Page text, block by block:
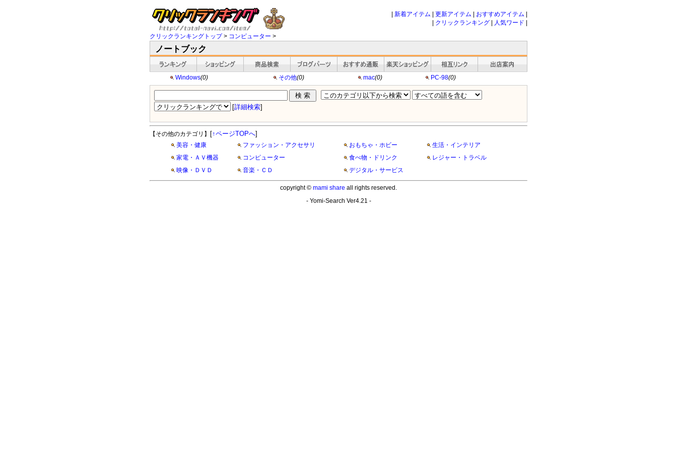
新着アイテム 更新アイテム おすすめアイテム
クリックランキング 人気ワード
クリックランキングトップ> コンピューター >
ノートブック
Windows(0) その他(0) mac(0) PC-98(0)
[詳細検索]
【その他のカテゴリ】 [↑ページTOPへ]
美容・健康 ファッション・アクセサリ おもちゃ・ホビー
生活・インテリア
家電・ＡＶ機器
コンピューター 食べ物・ドリンク
レジャー・トラベル
映像・ＤＶＤ
音楽・ＣＤ デジタル・サービス
copyright © mami share all rights reserved.
- Yomi-Search Ver4.21 -